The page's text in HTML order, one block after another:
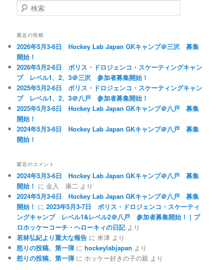
検
索
最近の投稿
2026年5月3-6日 Hockey Lab Japan GKキャンプ＠三沢 募集
開始！
2026年5月2-6日 ボリス・ドロジェンコ・スケーティングキャン
プ レベル1、2、3＠三沢 参加者募集開始！
2025年5月2-6日 ボリス・ドロジェンコ・スケーティングキャン
プ レベル1、2、3＠八戸 参加者募集開始！
2025年5月3-6日 Hockey Lab Japan GKキャンプ＠八戸 募集
開始！
2024年5月3-6日 Hockey Lab Japan GKキャンプ＠八戸 募集
開始！
最近のコメント
2024年5月3-6日 Hockey Lab Japan GKキャンプ＠八戸 募集
開始！ に金入 康二 より
2024年5月3-6日 Hockey Lab Japan GKキャンプ＠八戸 募集
開始！ に2023年5月3-7日 ボリス・ドロジェンコ・スケーティ
ングキャンプ レベル1&レベル2＠八戸 参加者募集開始！ | プ
ロホッケーコーチ・ヘローキィの日記より
若林弘紀より重大な報告 に米津 より
怒りの投稿、第一弾 にhockeylabjapan より
怒りの投稿、第一弾 にホッケー好きの子の親 より